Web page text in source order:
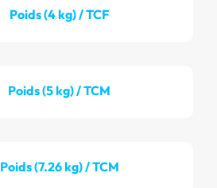
Poids (4 kg) / TCF
Poids (5 kg) / TCM
Poids (7.26 kg) / TCM